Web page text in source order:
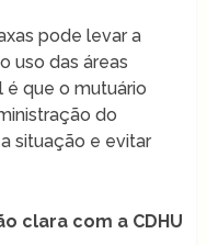
pode levar a
uso das áreas
é que o mutuário
do
situação e evitar
clara com a CDHU